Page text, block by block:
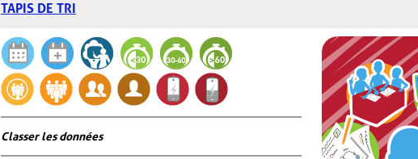
TAPIS DE TRI
Classer les données